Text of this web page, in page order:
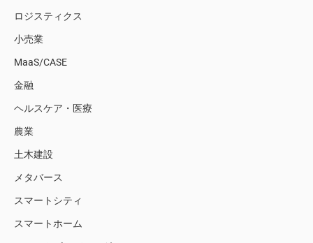
ロジスティクス
小売業
MaaS/CASE
金融
ヘルスケア・医療
農業
土木建設
メタバース
スマートシティ
スマートホーム